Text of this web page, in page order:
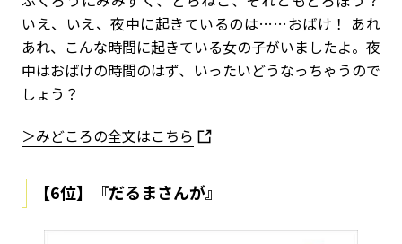
いえ、いえ、夜中に起きているのは……おばけ！ あれ
あれ、こんな時間に起きている女の子がいましたよ。夜
中はおばけの時間のはず、いったいどうなっちゃうので
しょう？
＞みどころの全文はこちら
【6位】『だるまさんが』